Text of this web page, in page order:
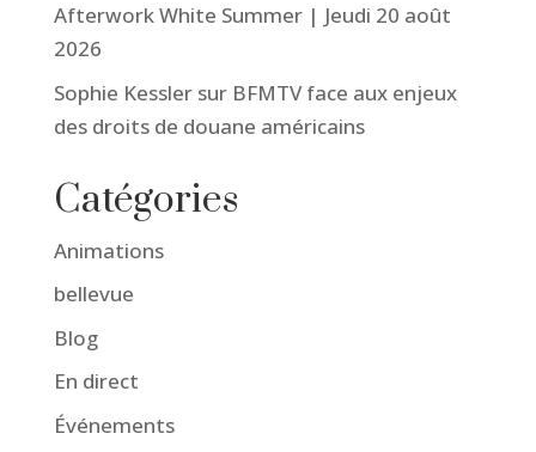
Afterwork White Summer | Jeudi 20 août
2026
Sophie Kessler sur BFMTV face aux enjeux
des droits de douane américains
Catégories
Animations
bellevue
Blog
En direct
Événements